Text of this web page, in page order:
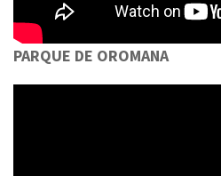
PARQUE DE OROMANA